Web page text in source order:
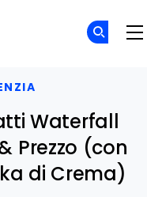
Waterfall
Prezzo (con
di Crema)